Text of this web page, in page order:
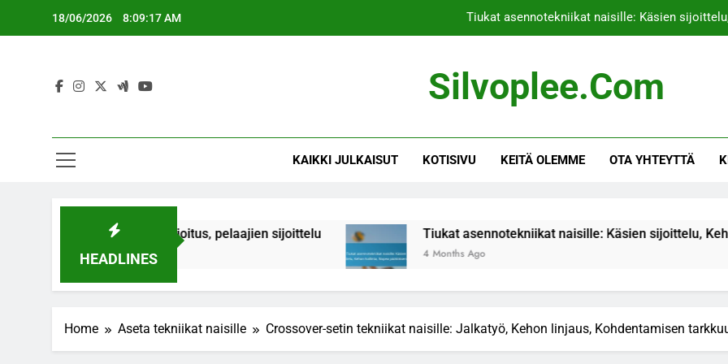
18/06/2026 8:09:18 AM Tiukat asennotekniikat naisille: Käsien
Kaksikätiset asetekniikat naisille:
Tiukat asennotekniikat naisille: Käsien
Kaksikätiset asetekniikat naisille:
Silvoplee.com
KAIKKI JULKAISUT KOTISIVU KEITÄ OLEMME OTA YHTEYTTÄ
HEADLINES
ajoitus, pelaajien sijoittelu Tiukat asennotekniikat naisille: Käsien sijoittelu, Kehon hallinta,
4 Months Ago
Home Aseta tekniikat naisille Crossover-setin tekniikat naisille: Jalkatyö, Kehon linjaus, Kohdentamisen